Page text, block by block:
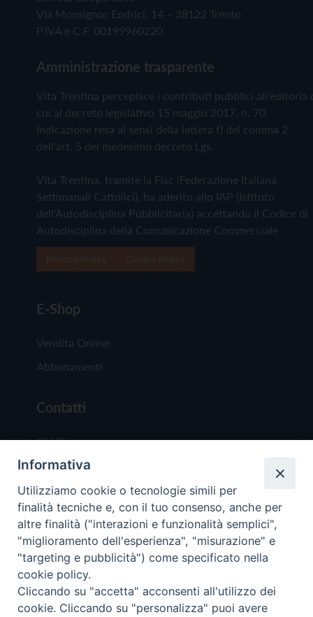
Via Monsignor Endrici, 14 – 38122 Trento
P.IVA e C.F. 00199960220
Amministrazione trasparente
Vita Trentina percepisce i contributi pubblici all'editoria
cui al decreto legislativo 15 maggio 2017, n. 70.
Indicazione resa ai sensi della lettera f) del comma 2
dell'art. 5 del medesimo decreto Lgs.
Vita Trentina, tramite la Fisc (Federazione Italiana
Settimanali Cattolici), ha aderito allo IAP (Istituto
dell'Autodisciplina Pubblicitaria) accettando il Codice di
Autodisciplina della Comunicazione Commerciale
E-Shop
Vendita Online
Abbonamenti
Contatti
Chi Siamo
Redazione
Scrivici
Copyright © 2019 - Tutti i diritti riservati - Vita
Trentina Editrice
Informativa
Utilizziamo cookie o tecnologie simili per
finalità tecniche e, con il tuo consenso, anche per
altre finalità ("interazioni e funzionalità semplici",
"miglioramento dell'esperienza", "misurazione" e
"targeting e pubblicità") come specificato nella
cookie policy.
Cliccando su "accetta" acconsenti all'utilizzo dei
cookie. Cliccando su "personalizza" puoi avere